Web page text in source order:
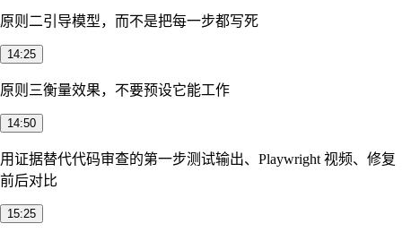
原则二引导模型，而不是把每一步都写死
14:25
原则三衡量效果，不要预设它能工作
14:50
用证据替代代码审查的第一步测试输出、Playwright 视频、修复
前后对比
15:25